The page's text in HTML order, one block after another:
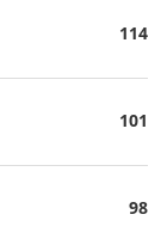
114
101
98